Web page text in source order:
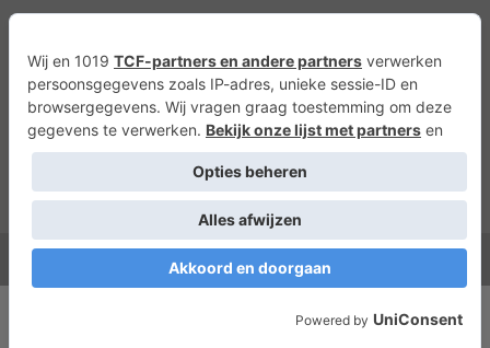
Agenda
Privacyverklaring